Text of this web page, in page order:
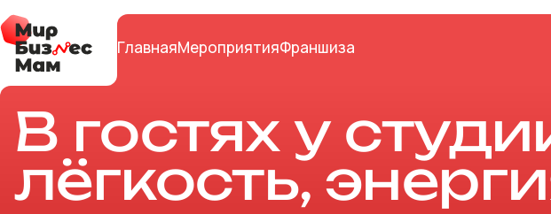
ГлавнаяМероприятияФраншиза
В гостях у
лёгкость,